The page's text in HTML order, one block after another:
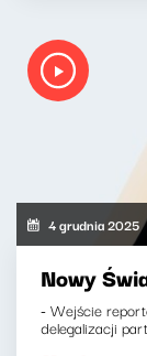
4 grudnia 2025
Nowy
- Wejście
delegalizacji